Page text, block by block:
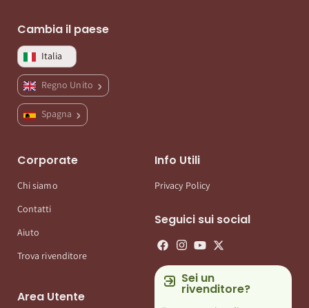
Cambia il paese
Italia
Regno Unito
Spagna
Corporate
Chi siamo
Contatti
Aiuto
Trova rivenditore
Area Utente
Info Utili
Privacy Policy
Seguici sui social
Sei un
rivenditore?